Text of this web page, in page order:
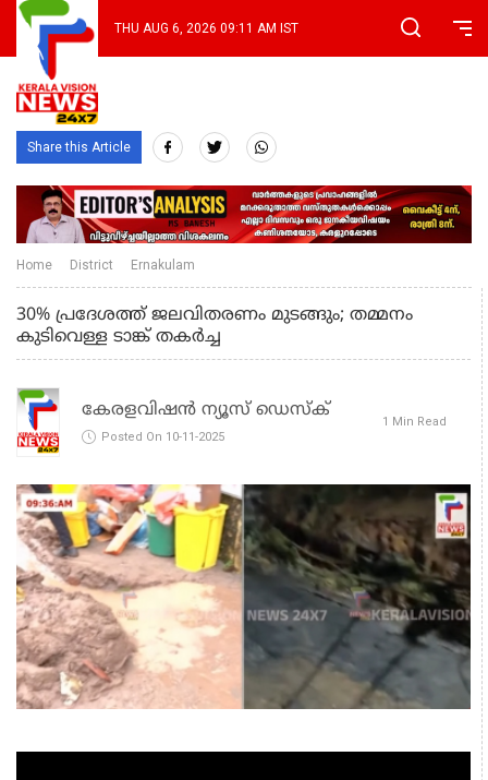
THU AUG 6, 2026 09:11 AM IST
Share this Article
Home District Ernakulam
30% പ്രദേശത്ത് ജലവിതരണം മുടങ്ങും; തമ്മനം
കുടിവെള്ള ടാങ്ക് തകര്‍ച്ച
കേരളവിഷൻ ന്യൂസ് ഡെസ്‌ക്
Posted On 10-11-2025
1 Min Read